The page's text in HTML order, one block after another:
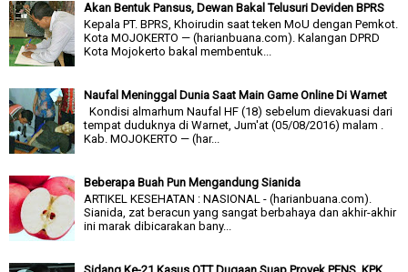
Akan Bentuk Pansus, Dewan Bakal Telusuri Deviden BPRS
Kepala PT. BPRS, Khoirudin saat teken MoU dengan Pemkot.
Kota MOJOKERTO — (harianbuana.com). Kalangan DPRD
Kota Mojokerto bakal membentuk...
Naufal Meninggal Dunia Saat Main Game Online Di Warnet
Kondisi almarhum Naufal HF (18) sebelum dievakuasi dari
tempat duduknya di Warnet, Jum'at (05/08/2016) malam .
Kab. MOJOKERTO — (har...
Beberapa Buah Pun Mengandung Sianida
ARTIKEL KESEHATAN : NASIONAL - (harianbuana.com).
Sianida, zat beracun yang sangat berbahaya dan akhir-akhir
ini marak dibicarakan bany...